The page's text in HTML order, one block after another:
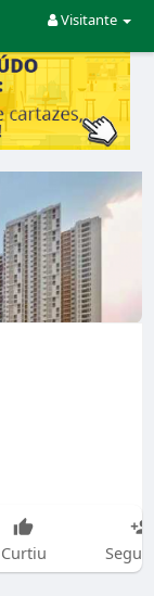
Visitante
Curtiu